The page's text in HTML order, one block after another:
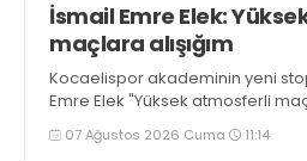
İsmail Emre Elek:
maçlara alışığım
Kocaelispor akademinin yeni
Emre Elek "Yüksek atmosferli
07 Ağustos 2026 Cuma 11:14